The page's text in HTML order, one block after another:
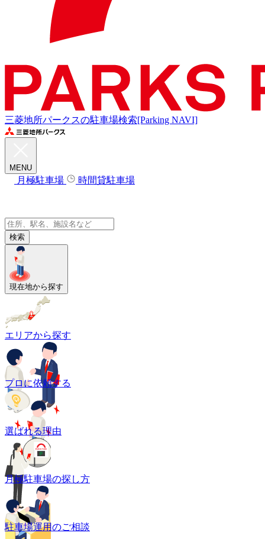
三菱地所パークスの駐車場検索[Parking NAVI]
MENU
月極駐車場 時間貸駐車場
検索
現在地から探す
エリアから探す
プロに依頼する
選ばれる理由
月極駐車場の探し方
駐車場運用のご相談